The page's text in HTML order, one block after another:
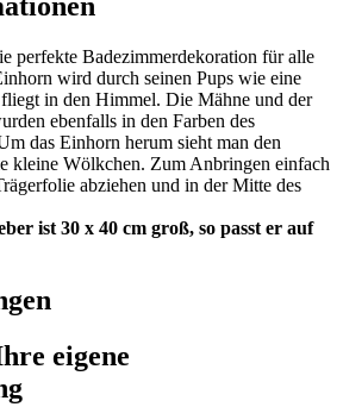
perfekte Badezimmerdekoration für alle
wird durch seinen Pups wie eine
in den Himmel. Die Mähne und der
ebenfalls in den Farben des
das Einhorn herum sieht man den
kleine Wölkchen. Zum Anbringen einfach
abziehen und in der Mitte des
ist 30 x 40 cm groß, so passt er auf
eigene